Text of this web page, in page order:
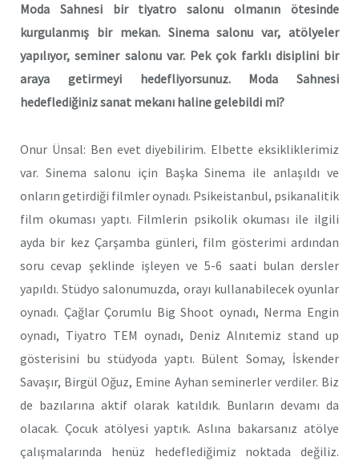
Moda Sahnesi bir tiyatro salonu olmanın ötesinde
kurgulanmış bir mekan. Sinema salonu var, atölyeler
yapılıyor, seminer salonu var. Pek çok farklı disiplini bir
araya getirmeyi hedefliyorsunuz. Moda Sahnesi
hedeflediğiniz sanat mekanı haline gelebildi mi?
Onur Ünsal: Ben evet diyebilirim. Elbette eksikliklerimiz
var. Sinema salonu için Başka Sinema ile anlaşıldı ve
onların getirdiği filmler oynadı. Psikeistanbul, psikanalitik
film okuması yaptı. Filmlerin psikolik okuması ile ilgili
ayda bir kez Çarşamba günleri, film gösterimi ardından
soru cevap şeklinde işleyen ve 5-6 saati bulan dersler
yapıldı. Stüdyo salonumuzda, orayı kullanabilecek oyunlar
oynadı. Çağlar Çorumlu Big Shoot oynadı, Nerma Engin
oynadı, Tiyatro TEM oynadı, Deniz Alnıtemiz stand up
gösterisini bu stüdyoda yaptı. Bülent Somay, İskender
Savaşır, Birgül Oğuz, Emine Ayhan seminerler verdiler. Biz
de bazılarına aktif olarak katıldık. Bunların devamı da
olacak. Çocuk atölyesi yaptık. Aslına bakarsanız atölye
çalışmalarında henüz hedeflediğimiz noktada değiliz.